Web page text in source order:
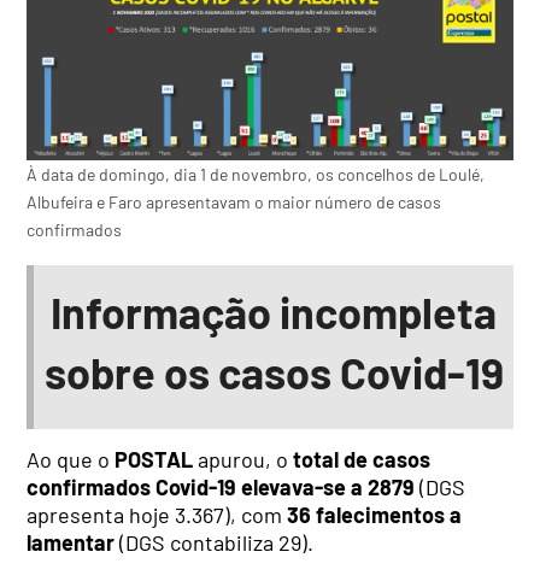
À data de domingo, dia 1 de novembro, os concelhos de Loulé,
Albufeira e Faro apresentavam o maior número de casos
confirmados
Informação incompleta
sobre os casos Covid-19
Ao que o POSTALapurou, ototal de casos
confirmados Covid-19 elevava-se a 2879(DGS
apresenta hoje 3.367), com36 falecimentos a
lamentar(DGS contabiliza 29).